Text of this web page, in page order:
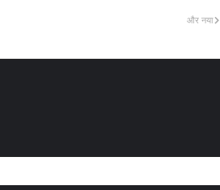
और नया